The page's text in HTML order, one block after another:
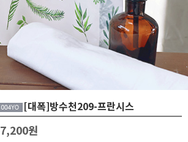
[대폭]방수천209-프란시스
7,200원